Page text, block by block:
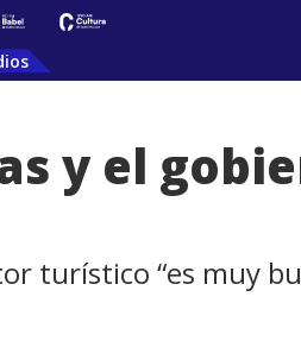
y el
turístico “es muy